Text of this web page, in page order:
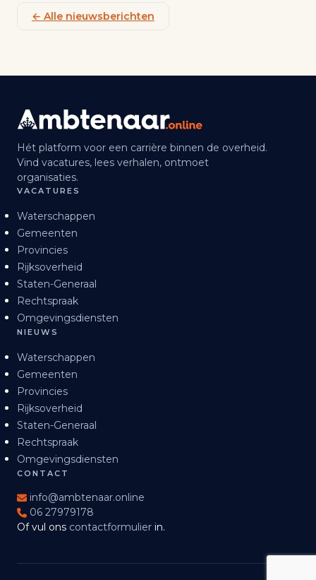
← Alle nieuwsberichten
Hét platform voor een carrière binnen de overheid.
Vind vacatures, lees verhalen, ontmoet
organisaties.
VACATURES
Waterschappen
Gemeenten
Provincies
Rijksoverheid
Staten-Generaal
Rechtspraak
Omgevingsdiensten
NIEUWS
Waterschappen
Gemeenten
Provincies
Rijksoverheid
Staten-Generaal
Rechtspraak
Omgevingsdiensten
CONTACT
info@ambtenaar.online
06 27979178
Of vul ons contactformulier in.